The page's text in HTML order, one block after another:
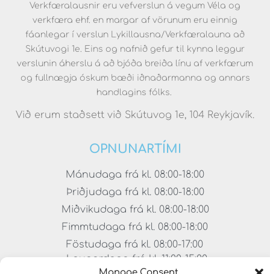
Verkfæralausnir eru vefverslun á vegum Véla og
verkfæra ehf. en margar af vörunum eru einnig
fáanlegar í verslun Lykillausna/Verkfæralauna að
Skútuvogi 1e. Eins og nafnið gefur til kynna leggur
verslunin áherslu á að bjóða breiða línu af verkfærum
og fullnægja óskum bæði iðnaðarmanna og annars
handlagins fólks.
Við erum staðsett við Skútuvog 1e, 104 Reykjavík.
OPNUNARTÍMI
Mánudaga frá kl. 08:00-18:00
Þriðjudaga frá kl. 08:00-18:00
Miðvikudaga frá kl. 08:00-18:00
Fimmtudaga frá kl. 08:00-18:00
Föstudaga frá kl. 08:00-17:00
Laugardaga frá kl. 11:00-15:00